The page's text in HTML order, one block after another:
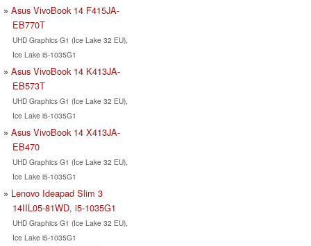
Asus VivoBook 14 F415JA-
EB770T
UHD Graphics G1 (Ice Lake 32 EU),
Ice Lake i5-1035G1
Asus VivoBook 14 K413JA-
EB573T
UHD Graphics G1 (Ice Lake 32 EU),
Ice Lake i5-1035G1
Asus VivoBook 14 X413JA-
EB470
UHD Graphics G1 (Ice Lake 32 EU),
Ice Lake i5-1035G1
Lenovo Ideapad Slim 3
14IIL05-81WD, i5-1035G1
UHD Graphics G1 (Ice Lake 32 EU),
Ice Lake i5-1035G1